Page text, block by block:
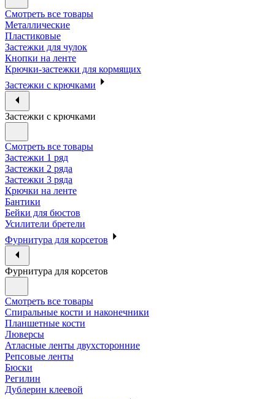
Смотреть все товары
Металлические
Пластиковые
Застежки для чулок
Кнопки на ленте
Крючки-застежки для кормящих
Застежки с крючками
Застежки с крючками
Смотреть все товары
Застежки 1 ряд
Застежки 2 ряда
Застежки 3 ряда
Крючки на ленте
Бантики
Бейки для бюстов
Усилители бретели
Фурнитура для корсетов
Фурнитура для корсетов
Смотреть все товары
Спиральные кости и наконечники
Планшетные кости
Люверсы
Атласные ленты двухсторонние
Репсовые ленты
Бюски
Регилин
Дублерин клеевой